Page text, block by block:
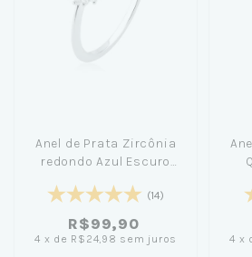
Anel de Prata Zircônia
redondo Azul Escuro
(14)
R$99,90
4 x de R$24,98 sem juros 4 x